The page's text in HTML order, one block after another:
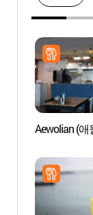
Aewolian (